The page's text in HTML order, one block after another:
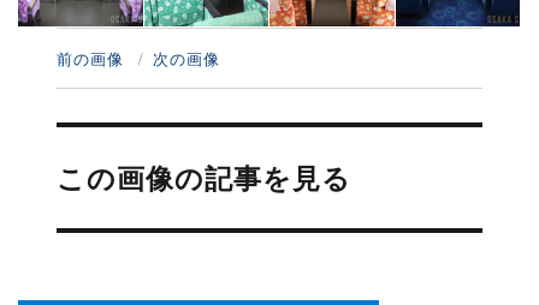
前の画像 次の画像
投
ナ
ビ
ー
この画像の記事を見る